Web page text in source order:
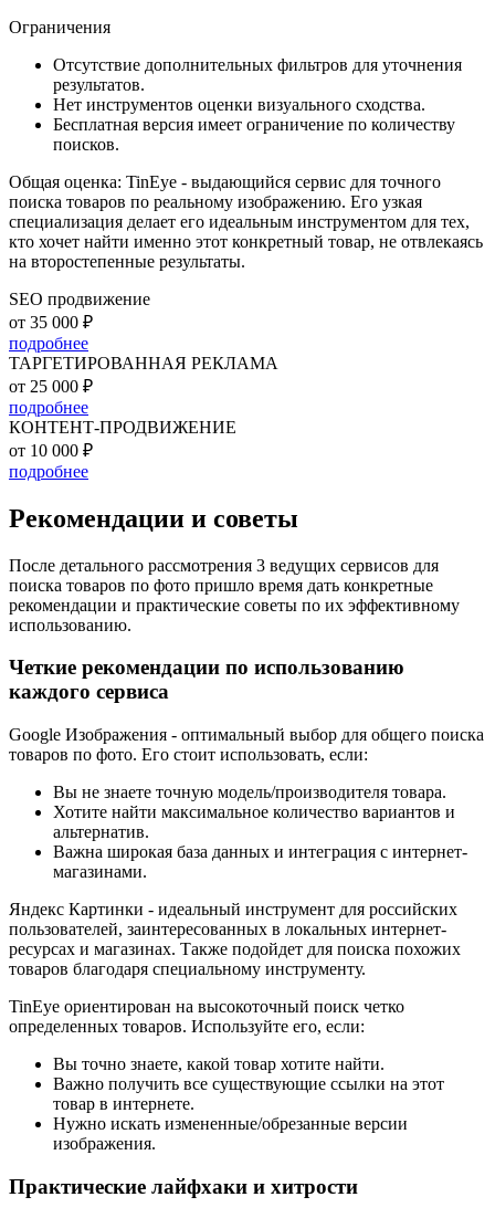
Ограничения
Отсутствие дополнительных фильтров для уточнения
результатов.
Нет инструментов оценки визуального сходства.
Бесплатная версия имеет ограничение по количеству
поисков.
Общая оценка: TinEye - выдающийся сервис для точного
поиска товаров по реальному изображению. Его узкая
специализация делает его идеальным инструментом для тех,
кто хочет найти именно этот конкретный товар, не отвлекаясь
на второстепенные результаты.
SEO продвижение
от 35 000 ₽
подробнее
ТАРГЕТИРОВАННАЯ РЕКЛАМА
от 25 000 ₽
подробнее
КОНТЕНТ-ПРОДВИЖЕНИЕ
от 10 000 ₽
подробнее
Рекомендации и советы
После детального рассмотрения 3 ведущих сервисов для
поиска товаров по фото пришло время дать конкретные
рекомендации и практические советы по их эффективному
использованию.
Четкие рекомендации по использованию
каждого сервиса
Google Изображения - оптимальный выбор для общего поиска
товаров по фото. Его стоит использовать, если:
Вы не знаете точную модель/производителя товара.
Хотите найти максимальное количество вариантов и
альтернатив.
Важна широкая база данных и интеграция с интернет-
магазинами.
Яндекс Картинки - идеальный инструмент для российских
пользователей, заинтересованных в локальных интернет-
ресурсах и магазинах. Также подойдет для поиска похожих
товаров благодаря специальному инструменту.
TinEye ориентирован на высокоточный поиск четко
определенных товаров. Используйте его, если:
Вы точно знаете, какой товар хотите найти.
Важно получить все существующие ссылки на этот
товар в интернете.
Нужно искать измененные/обрезанные версии
изображения.
Практические лайфхаки и хитрости